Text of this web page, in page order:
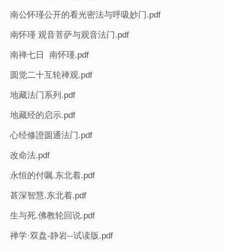
南公怀瑾公开的看光密法与呼吸妙门.pdf
南怀瑾 观音菩萨与观音法门.pdf
南禅七日 南怀瑾.pdf
圆觉二十互轮禅观.pdf
地藏法门系列.pdf
地藏经的启示.pdf
心经修證圆通法门.pdf
改命法.pdf
永恒的付嘱.东北着.pdf
甚深智慧.东北着.pdf
生与死.佛教轮回说.pdf
禅学·双盘-静岩--试读版.pdf